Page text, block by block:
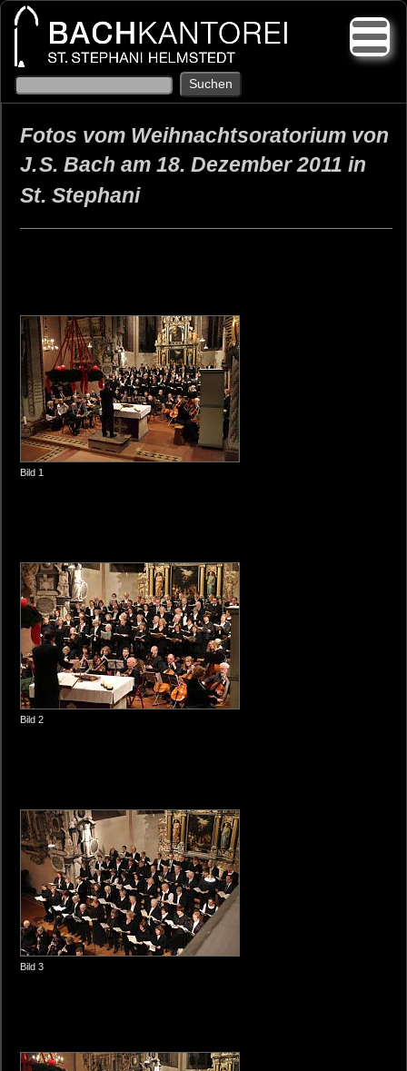
Fotos vom Weihnachtsoratorium von
J.S. Bach am 18. Dezember 2011 in
St. Stephani
Bild 1
Bild 2
Bild 3